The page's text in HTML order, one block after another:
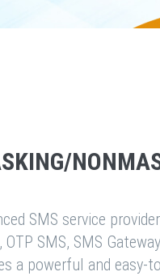
SMS service
SMS, SMS
a powerful and easy-